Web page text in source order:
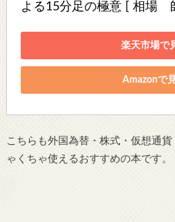
よる15分足の極意 [ 相場　
楽天市場で
Amazonで
こちらも外国為替・株式・仮想通
ゃくちゃ使えるおすすめの本です。